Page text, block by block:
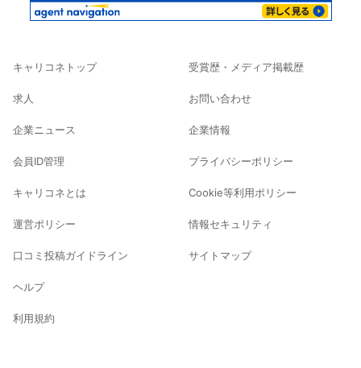
キャリコネトップ
求人
企業ニュース
会員ID管理
キャリコネとは
運営ポリシー
口コミ投稿ガイドライン
ヘルプ
利用規約
受賞歴・メディア掲載歴
お問い合わせ
企業情報
プライバシーポリシー
Cookie等利用ポリシー
情報セキュリティ
サイトマップ